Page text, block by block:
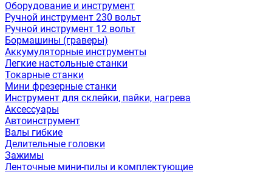
Оборудование и инструмент
Ручной инструмент 230 вольт
Ручной инструмент 12 вольт
Бормашины (граверы)
Аккумуляторные инструменты
Легкие настольные станки
Токарные станки
Мини фрезерные станки
Инструмент для склейки, пайки, нагрева
Аксессуары
Автоинструмент
Валы гибкие
Делительные головки
Зажимы
Ленточные мини-пилы и комплектующие